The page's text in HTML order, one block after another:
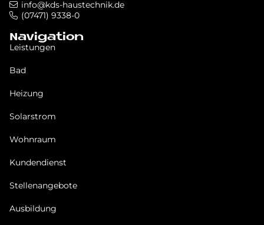
info@kds-haustechnik.de
(07471) 9338-0
Navigation
Leistungen
Bad
Heizung
Solarstrom
Wohnraum
Kundendienst
Stellenangebote
Ausbildung